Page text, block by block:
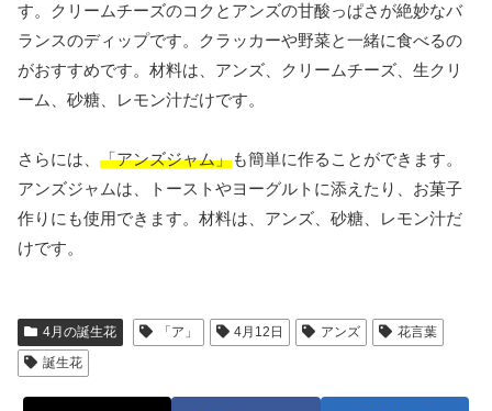
す。クリームチーズのコクとアンズの甘酸っぱさが絶妙なバ
ランスのディップです。クラッカーや野菜と一緒に食べるの
がおすすめです。材料は、アンズ、クリームチーズ、生クリ
ーム、砂糖、レモン汁だけです。
さらには、 「アンズジャム」も簡単に作ることができます。
アンズジャムは、トーストやヨーグルトに添えたり、お菓子
作りにも使用できます。材料は、アンズ、砂糖、レモン汁だ
けです。
4月の誕生花 「ア」 4月12日 アンズ
花言葉
誕生花